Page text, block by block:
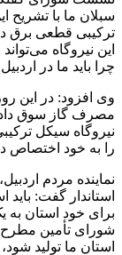
سبلان ما با تشریح
ترکیبی قطعی برق
این نیروگاه
چرا باید ما در
وی افزود: در این
مصرف گاز سوق
را به خود اختصاص
نماینده مردم
استاندار گفت:
برای خود استان به
شورای تأمین مطرح
استان ما تولید